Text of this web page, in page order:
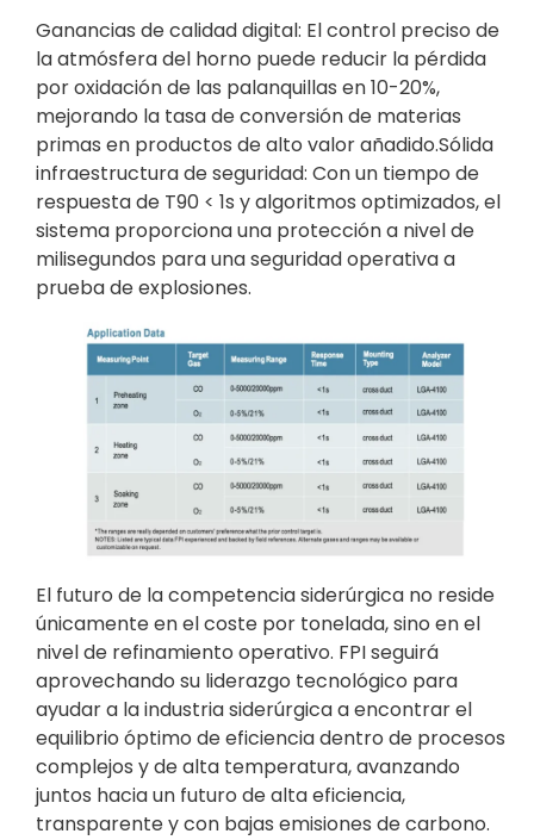
Ganancias de calidad digital: El control preciso de
la atmósfera del horno puede reducir la pérdida
por oxidación de las palanquillas en 10-20%,
mejorando la tasa de conversión de materias
primas en productos de alto valor añadido.Sólida
infraestructura de seguridad: Con un tiempo de
respuesta de T90 < 1s y algoritmos optimizados, el
sistema proporciona una protección a nivel de
milisegundos para una seguridad operativa a
prueba de explosiones.
El futuro de la competencia siderúrgica no reside
únicamente en el coste por tonelada, sino en el
nivel de refinamiento operativo. FPI seguirá
aprovechando su liderazgo tecnológico para
ayudar a la industria siderúrgica a encontrar el
equilibrio óptimo de eficiencia dentro de procesos
complejos y de alta temperatura, avanzando
juntos hacia un futuro de alta eficiencia,
transparente y con bajas emisiones de carbono.